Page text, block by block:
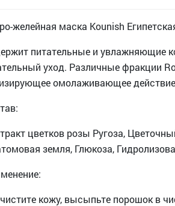
желейная маска Kounish
питательные и увлажняющие
уход. Различные фракции
омолаживающее
цветков розы Ругоза,
земля, Глюкоза,
кожу, высыпьте порошок в